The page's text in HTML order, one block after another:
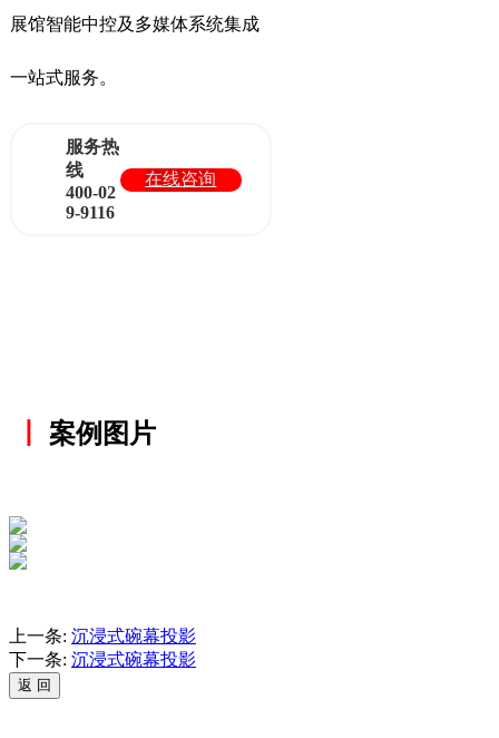
展馆智能中控及多媒体系统集成
一站式服务。
服务热
线
400-02
9-9116
在线咨询
案例图片
上一条: 沉浸式碗幕投影
下一条: 沉浸式碗幕投影